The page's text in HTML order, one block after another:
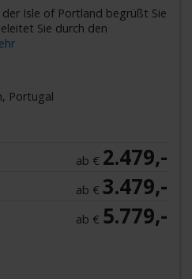
Isle of Portland begrüßt Sie
Sie durch den
Portugal
ab € 2.479,-
ab €3.479,-
ab € 5.779,-